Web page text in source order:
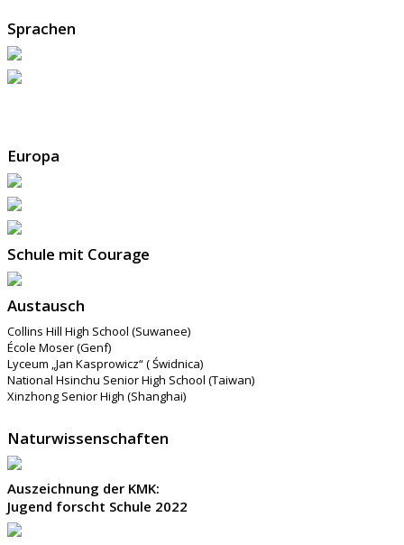
Sprachen
Europa
Schule mit Courage
Austausch
Collins Hill High School (Suwanee)
École Moser (Genf)
Lyceum „Jan Kasprowicz“ ( Świdnica)
National Hsinchu Senior High School (Taiwan)
Xinzhong Senior High (Shanghai)
Naturwissenschaften
Auszeichnung der KMK:
Jugend forscht Schule 2022